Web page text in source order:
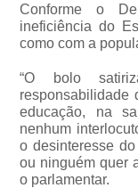
Conforme o
ineficiência do
como com a
“O bolo
responsabilidade
educação, na
nenhum
o desinteresse
ou ninguém quer
o parlamentar.